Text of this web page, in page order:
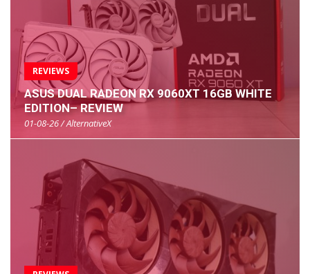
REVIEWS
ASUS DUAL RADEON RX 9060XT 16GB WHITE
EDITION– REVIEW
01-08-26 / AlternativeX